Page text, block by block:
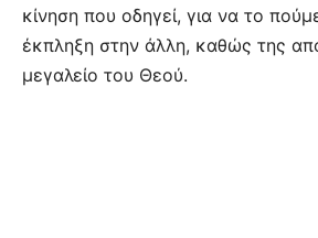
κίνηση που οδηγεί, για να το
έκπληξη στην άλλη, καθώς της
μεγαλείο του Θεού.